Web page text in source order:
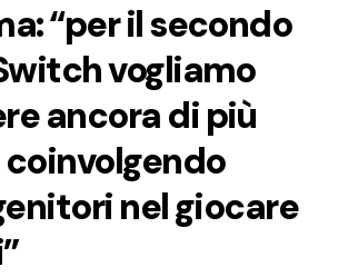
“per il secondo
vogliamo
ancora di più
coinvolgendo
nel giocare